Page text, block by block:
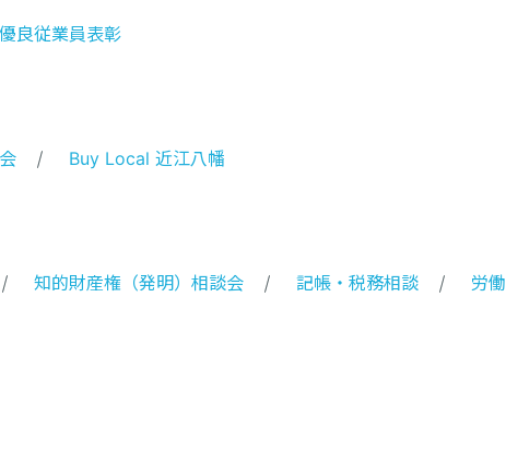
良従業員表彰
Buy Local 近江八幡
知的財産権（発明）相談会 記帳・税務相談 労